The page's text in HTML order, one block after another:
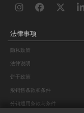
• 属于控制者所属集团的
者按照 GDPR 第 28 条
者完全自主地进行操作，
送给此类自主数据控制者
5.将个人数据传输到欧盟
一般情况下，不会将数据
法律事项
隐私政策
法律说明
饼干政策
般销售条款和条件
分销通用条款与条件